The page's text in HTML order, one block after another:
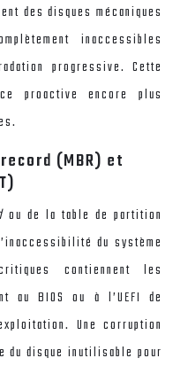
des disques mécaniques
inaccessibles
progressive. Cette
proactive encore plus
(MBR) et
ou de la table de partition
du système
contiennent les
au BIOS ou à l’UEFI de
Une corruption
du disque inutilisable pour